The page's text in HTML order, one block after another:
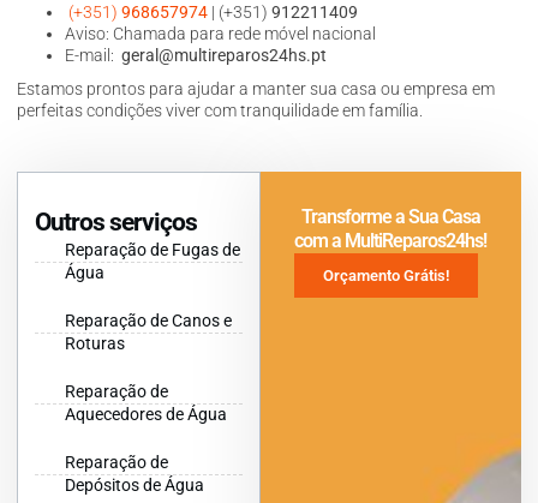
(+351) 968657974 | (+351) 912211409
Aviso: Chamada para rede móvel nacional
E-mail: geral@multireparos24hs.pt
Estamos prontos para ajudar a manter sua casa ou empresa em
perfeitas condições viver com tranquilidade em família.
Outros serviços
Reparação de Fugas de
Água
Reparação de Canos e
Roturas
Reparação de
Aquecedores de Água
Reparação de
Depósitos de Água
Transforme a Sua Casa
com a MultiReparos24hs!
Orçamento Grátis!